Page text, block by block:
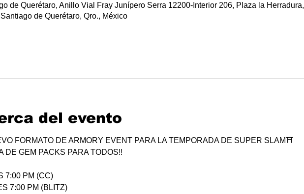
de Querétaro, Anillo Vial Fray Junípero Serra 12200-Interior 206, Plaza la Herradura,
de Querétaro, Qro., México
del evento
FORMATO DE ARMORY EVENT PARA LA TEMPORADA DE SUPER SLAM⛩
DE GEM PACKS PARA TODOS!!
7:00 PM (CC)
7:00 PM (BLITZ)